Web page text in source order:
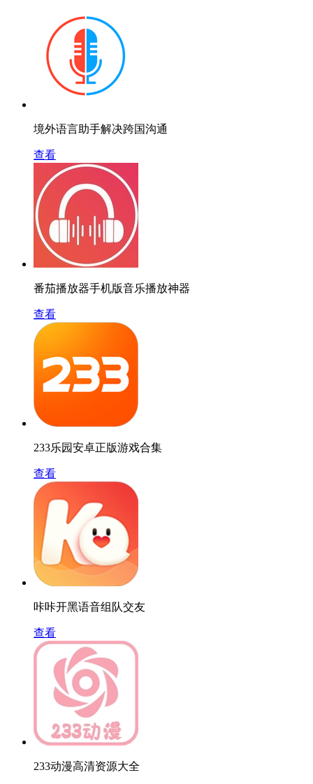
境外语言助手解决跨国沟通
查看
番茄播放器手机版音乐播放神器
查看
233乐园安卓正版游戏合集
查看
咔咔开黑语音组队交友
查看
233动漫高清资源大全